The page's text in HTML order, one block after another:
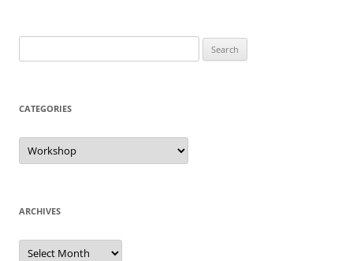
for:
CATEGORIES
Categories
ARCHIVES
Archives